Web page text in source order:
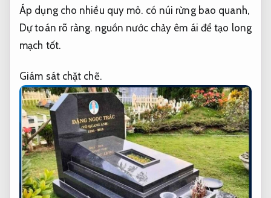
Áp dụng cho nhiều quy mô. có núi rừng bao quanh,
Dự toán rõ ràng. nguồn nước chảy êm ái để tạo long
mạch tốt.
Giám sát chặt chẽ.